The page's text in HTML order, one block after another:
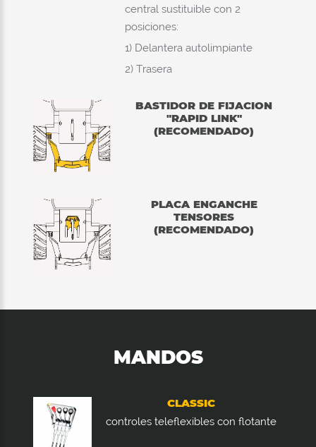
central sustituible con 2
posiciones:
1) Delantera autolimpiante
2) Trasera
BASTIDOR DE FIJACION
"RAPID LINK"
(RECOMENDADO)
PLACA ENGANCHE
TENSORES
(RECOMENDADO)
MANDOS
CLASSIC
controles teleflexibles con flotante